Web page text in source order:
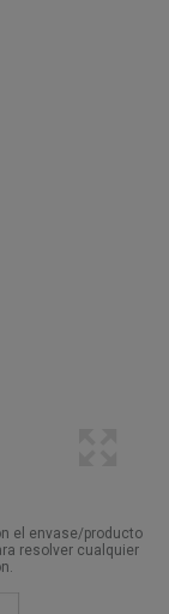
el envase/producto
resolver cualquier